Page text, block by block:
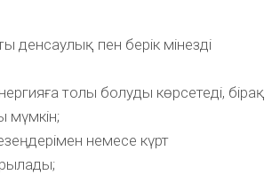
денсаулық пен берік мінезді
толы болуды көрсетеді, бірақ
мүмкін;
немесе күрт